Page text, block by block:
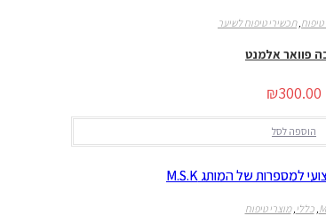
טיפוח ,תכשירי טיפוח לשיער
פוואר אלמנט
₪300.00
הוספה לסל
,כללי ,מוצרי טיפוח